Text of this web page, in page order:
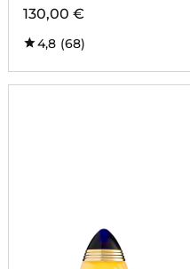
130,00 €
4,8 (68)